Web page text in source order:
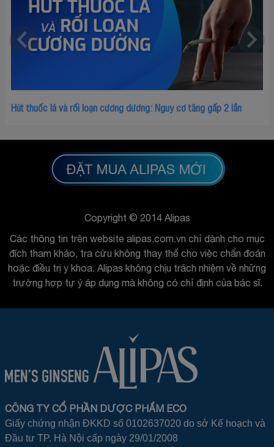
gấp 2 lần Tại sao con trai hay chào cờ buổi sáng? Có
Copyright © 2014 Alipas
Các thông tin trên website alipas.com.vn chỉ dành cho mục
đích tham khảo, tra cứu không thay thế cho việc chẩn đoán
hoặc điều trị y khoa. Alipas không chịu trách nhiệm về những
trường hợp tự ý áp dụng mà không có chỉ định của bác sĩ.
CÔNG TY CỔ PHẦN DƯỢC PHẨM ECO
Giấy chứng nhận ĐKKD số 0102637020 do sở Kế hoạch và
Đầu tư TP. Hà Nội cấp ngày 29/01/2008